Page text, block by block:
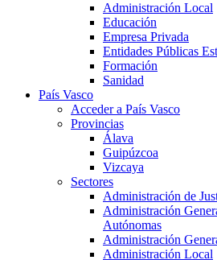
Administración Local
Educación
Empresa Privada
Entidades Públicas
Formación
Sanidad
País Vasco
Acceder a País Vasco
Provincias
Álava
Guipúzcoa
Vizcaya
Sectores
Administración de
Administración
Autónomas
Administración
Administración Local